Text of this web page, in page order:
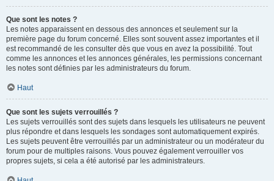
Que sont les notes ?
Les notes apparaissent en dessous des annonces et seulement sur la
première page du forum concerné. Elles sont souvent assez importantes et il
est recommandé de les consulter dès que vous en avez la possibilité. Tout
comme les annonces et les annonces générales, les permissions concernant
les notes sont définies par les administrateurs du forum.
Haut
Que sont les sujets verrouillés ?
Les sujets verrouillés sont des sujets dans lesquels les utilisateurs ne peuvent
plus répondre et dans lesquels les sondages sont automatiquement expirés.
Les sujets peuvent être verrouillés par un administrateur ou un modérateur du
forum pour de multiples raisons. Vous pouvez également verrouiller vos
propres sujets, si cela a été autorisé par les administrateurs.